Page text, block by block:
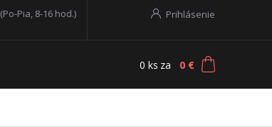
Prihlásenie
(Po-Pia, 8-16 hod.)
0 ks za 0 €